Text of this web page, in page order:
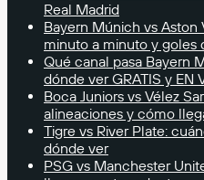
Real Madrid
Bayern Múnich vs Aston
minuto a minuto y goles
Qué canal pasa Bayern
dónde ver GRATIS y EN
Boca Juniors vs Vélez
alineaciones y cómo
Tigre vs River Plate:
dónde ver
PSG vs Manchester